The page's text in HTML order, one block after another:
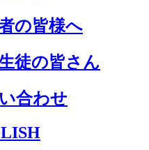
の皆様へ
徒の皆さん
合わせ